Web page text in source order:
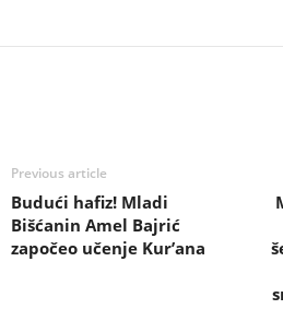
Previous article
Budući hafiz! Mladi
Bišćanin Amel Bajrić
započeo učenje Kur’ana